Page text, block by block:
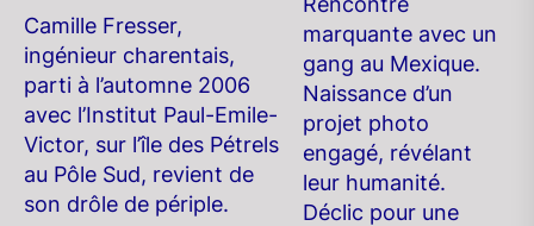
Camille Fresser,
ingénieur charentais,
parti à l’automne 2006
avec l’Institut Paul-Emile-
Victor, sur l’île des Pétrels
au Pôle Sud, revient de
son drôle de périple.
marquante avec un
gang au Mexique.
Naissance d’un
projet photo
engagé, révélant
leur humanité.
Déclic pour une